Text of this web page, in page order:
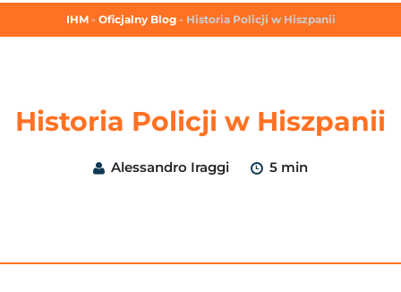
IHM - Oficjalny Blog - Historia Policji w Hiszpanii
Historia Policji w Hiszpanii
Alessandro Iraggi 5 min